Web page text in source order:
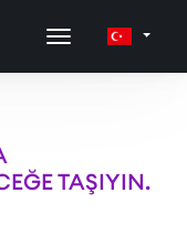
TAŞIYIN.